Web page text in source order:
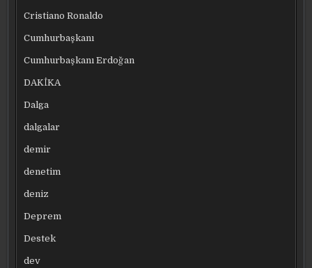
Cristiano Ronaldo
Cumhurbaşkanı
Cumhurbaşkanı Erdoğan
DAKİKA
Dalga
dalgalar
demir
denetim
deniz
Deprem
Destek
dev